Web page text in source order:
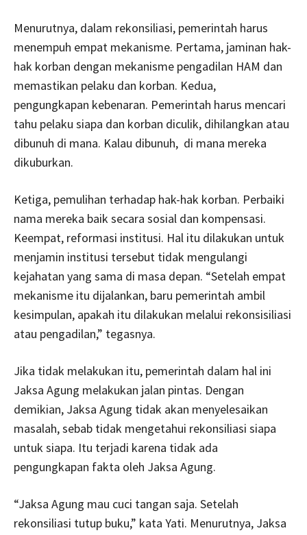
Menurutnya, dalam rekonsiliasi, pemerintah harus
menempuh empat mekanisme. Pertama, jaminan hak-
hak korban dengan mekanisme pengadilan HAM dan
memastikan pelaku dan korban. Kedua,
pengungkapan kebenaran. Pemerintah harus mencari
tahu pelaku siapa dan korban diculik, dihilangkan atau
dibunuh di mana. Kalau dibunuh, di mana mereka
dikuburkan.
Ketiga, pemulihan terhadap hak-hak korban. Perbaiki
nama mereka baik secara sosial dan kompensasi.
Keempat, reformasi institusi. Hal itu dilakukan untuk
menjamin institusi tersebut tidak mengulangi
kejahatan yang sama di masa depan. “Setelah empat
mekanisme itu dijalankan, baru pemerintah ambil
kesimpulan, apakah itu dilakukan melalui rekonsisiliasi
atau pengadilan,” tegasnya.
Jika tidak melakukan itu, pemerintah dalam hal ini
Jaksa Agung melakukan jalan pintas. Dengan
demikian, Jaksa Agung tidak akan menyelesaikan
masalah, sebab tidak mengetahui rekonsiliasi siapa
untuk siapa. Itu terjadi karena tidak ada
pengungkapan fakta oleh Jaksa Agung.
“Jaksa Agung mau cuci tangan saja. Setelah
rekonsiliasi tutup buku,” kata Yati. Menurutnya, Jaksa